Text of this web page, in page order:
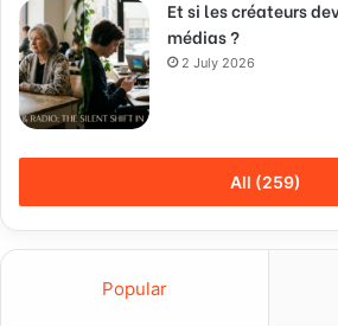
Et si les créateurs
médias ?
2 July 2026
All (259)
Popular